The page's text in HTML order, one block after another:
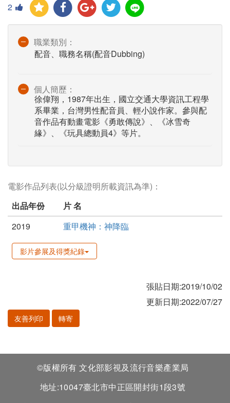
2
職業類別：
配音、職務名稱(配音Dubbing)
個人簡歷：
徐偉翔，1987年出生，國立交通大學資訊工程學
系畢業，台灣男性配音員、輕小說作家。參與配
音作品有動畫電影《勇敢傳說》、《冰雪奇
緣》、《玩具總動員4》等片。
電影作品列表(以分級證明所載資訊為準)：
出品年份
片 名
2019
重甲機神：神降臨
影片參展及得獎紀錄
張貼日期:2019/10/02
更新日期:2022/07/27
友善列印 轉寄
©版權所有 文化部影視及流行音樂產業局
地址:10047臺北市中正區開封街1段3號